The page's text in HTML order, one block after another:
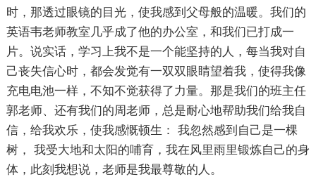
时，那透过眼镜的目光，使我感到父母般的温暖。我们的
英语韦老师教室几乎成了他的办公室，和我们已打成一
片。说实话，学习上我不是一个能坚持的人，每当我对自
己丧失信心时，都会发觉有一双双眼睛望着我，使得我像
充电电池一样，不知不觉获得了力量。那是我们的班主任
郭老师、还有我们的周老师，总是耐心地帮助我们给我自
信，给我欢乐，使我感慨顿生： 我忽然感到自己是一棵
树， 我受大地和太阳的哺育，我在风里雨里锻炼自己的身
体，此刻我想说，老师是我最尊敬的人。